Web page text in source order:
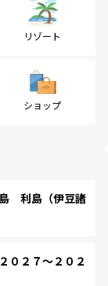
リゾート
ショップ
利島（伊豆諸
２７～２０２